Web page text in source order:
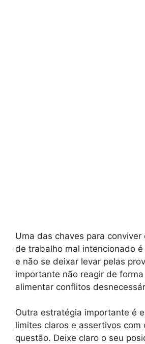
Uma das chaves para conviver
de trabalho mal intencionado
e não se deixar levar pelas
importante não reagir de
alimentar conflitos
Outra estratégia importante é
limites claros e assertivos com
questão. Deixe claro o seu